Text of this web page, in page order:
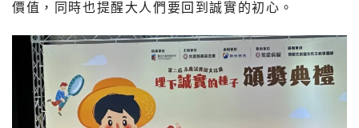
價值，同時也提醒大人們要回到誠實的初心。